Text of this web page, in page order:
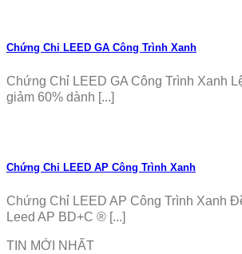
Chứng Chỉ LEED GA Công Trình Xanh
Chứng Chỉ LEED GA Công Trình Xanh
giảm 60% dành [...]
Chứng Chỉ LEED AP Công Trình Xanh
Chứng Chỉ LEED AP Công Trình Xanh
Leed AP BD+C ® [...]
TIN MỚI NHẤT